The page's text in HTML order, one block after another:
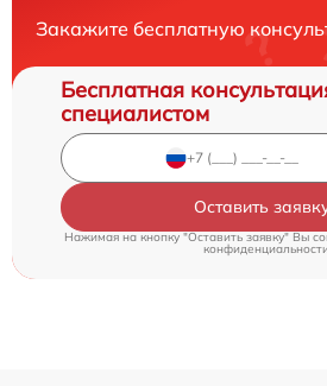
Закажите бесплатную
Бесплатная
специалистом
Оставить
Нажимая на кнопку "Оставить заявку" Вы
конфиденциальности